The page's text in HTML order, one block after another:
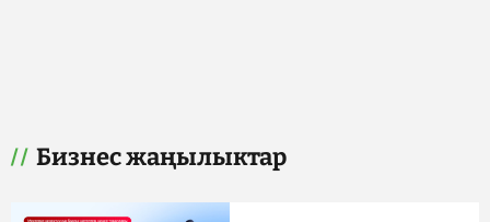
Бизнес жаңылыктар